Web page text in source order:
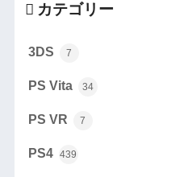
カテゴリー
3DS 7
PS Vita 34
PS VR 7
PS4 439